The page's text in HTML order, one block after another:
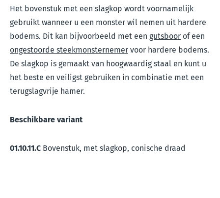
Het bovenstuk met een slagkop wordt voornamelijk
gebruikt wanneer u een monster wil nemen uit hardere
bodems. Dit kan bijvoorbeeld met een gutsboor of een
ongestoorde steekmonsternemer voor hardere bodems.
De slagkop is gemaakt van hoogwaardig staal en kunt u
het beste en veiligst gebruiken in combinatie met een
terugslagvrije hamer.
Beschikbare variant
01.10.11.C Bovenstuk, met slagkop, conische draad